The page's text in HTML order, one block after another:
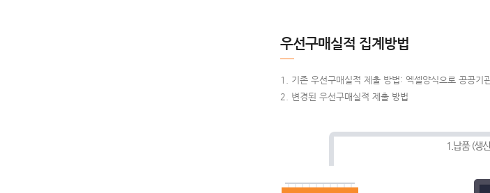
우선구매실적 집계방법
기존 우선구매실적 제출 방법: 엑셀양식으로 공공기
변경된 우선구매실적 제출 방법